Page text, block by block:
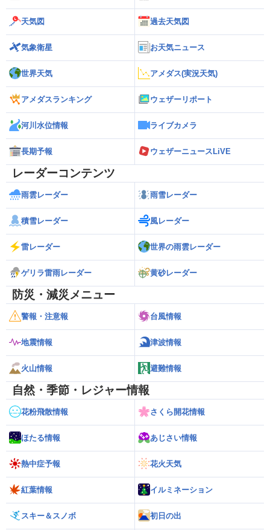
天気図 過去天気図
気象衛星 お天気ニュース
世界天気 アメダス(実況天気)
アメダスランキング ウェザーリポート
河川水位情報 ライブカメラ
長期予報 ウェザーニュースLiVE
レーダーコンテンツ
雨雲レーダー 雨雪レーダー
積雪レーダー 風レーダー
雷レーダー 世界の雨雲レーダー
ゲリラ雷雨レーダー 黄砂レーダー
防災・減災メニュー
警報・注意報 台風情報
地震情報 津波情報
火山情報 避難情報
自然・季節・レジャー情報
花粉飛散情報 さくら開花情報
ほたる情報 あじさい情報
熱中症予報 花火天気
紅葉情報 イルミネーション
スキー＆スノボ 初日の出